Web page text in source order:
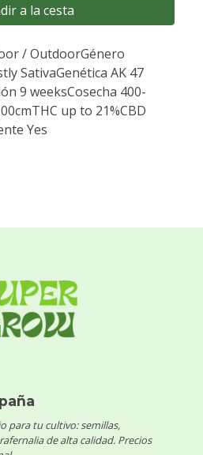
a la cesta
/ OutdoorGénero
SativaGenética AK 47
9 weeksCosecha 400-
up to 21%CBD
Yes
para tu cultivo: semillas,
de alta calidad. Precios